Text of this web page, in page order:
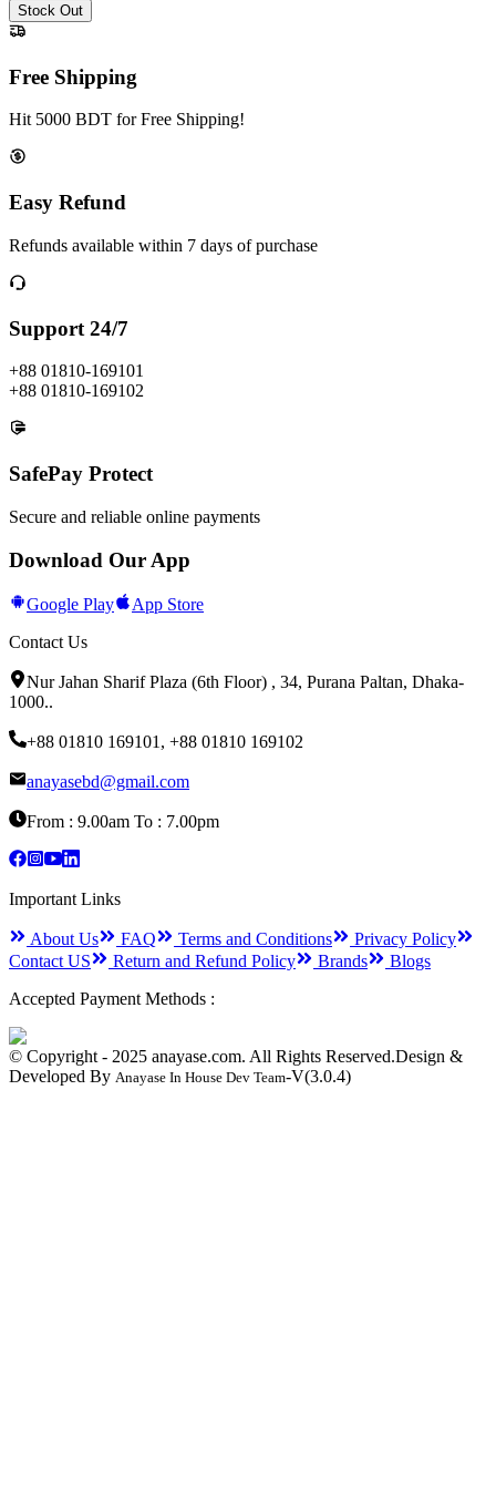
Stock Out
Free Shipping
Hit 5000 BDT for Free Shipping!
Easy Refund
Refunds available within 7 days of purchase
Support 24/7
+88 01810-169101
+88 01810-169102
SafePay Protect
Secure and reliable online payments
Download Our App
Google Play
App Store
Contact Us
Nur Jahan Sharif Plaza (6th Floor) , 34, Purana Paltan, Dhaka-
1000..
+88 01810 169101 , +88 01810 169102
anayasebd@gmail.com
From : 9.00am To : 7.00pm
Important Links
About Us FAQ Terms and Conditions
Privacy Policy
Contact US
Return and Refund Policy Brands
Blogs
Accepted Payment Methods :
© Copyright - 2025 anayase.com. All Rights Reserved.Design &
Developed By Anayase In House Dev Team-V(3.0.4)